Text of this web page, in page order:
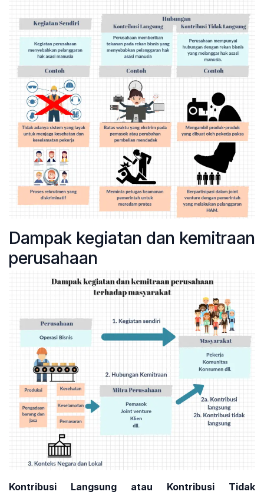
Dampak kegiatan dan kemitraan
perusahaan
Kontribusi Langsung atau Kontribusi Tidak